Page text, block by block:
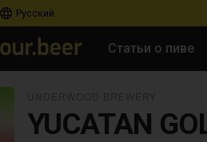
Русский
Статьи о пиве
YUCATAN